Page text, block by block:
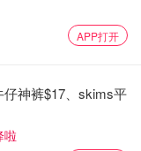
统后，该数字急剧
到312起，即使公
平。威胁和攻击司
APP打开
神裤$17、skims平
啦